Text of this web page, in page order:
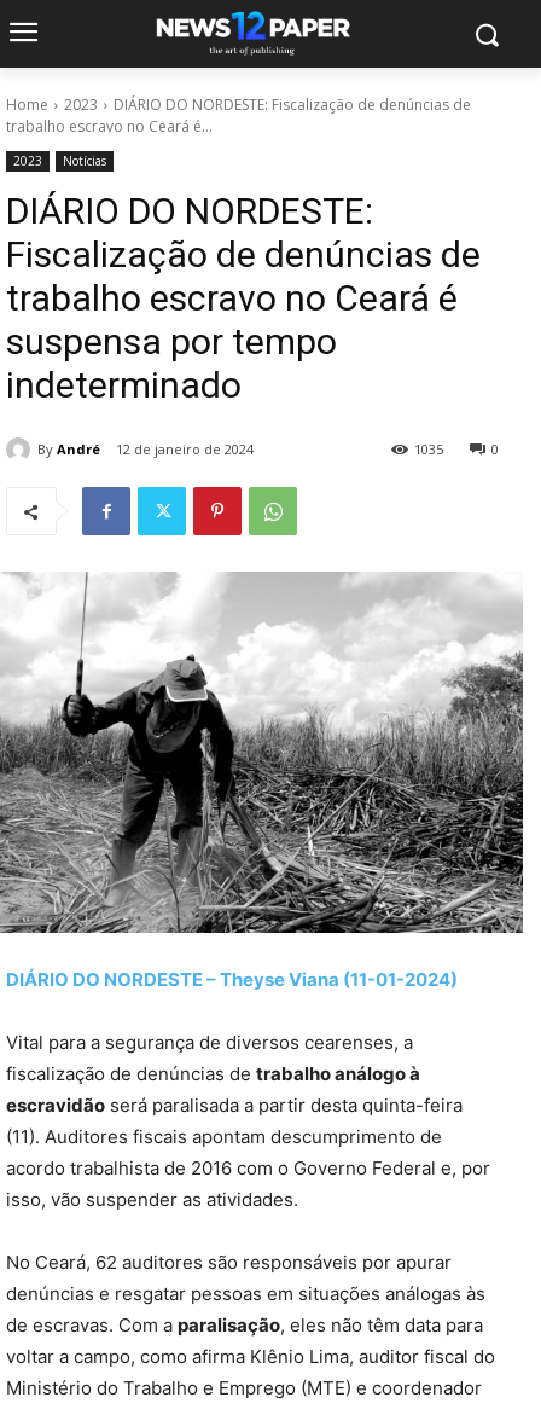
Home 2023
DIÁRIO DO NORDESTE: Fiscalização de denúncias de
trabalho escravo no Ceará é...
2023 Notícias
DIÁRIO DO NORDESTE:
Fiscalização de denúncias de
trabalho escravo no Ceará é
suspensa por tempo
indeterminado
By André 12 de janeiro de 2024 0
1035
DIÁRIO DO NORDESTE – Theyse Viana (11-01-2024)
Vital para a segurança de diversos cearenses, a
fiscalização de denúncias de trabalho análogo à
escravidão será paralisada a partir desta quinta-feira
(11). Auditores fiscais apontam descumprimento de
acordo trabalhista de 2016 com o Governo Federal e, por
isso, vão suspender as atividades.
No Ceará, 62 auditores são responsáveis por apurar
denúncias e resgatar pessoas em situações análogas às
de escravas. Com a paralisação, eles não têm data para
voltar a campo, como afirma Klênio Lima, auditor fiscal do
Ministério do Trabalho e Emprego (MTE) e coordenador